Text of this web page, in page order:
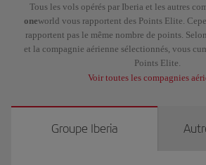
Tous les vols opérés par Iberia et les autres
oneworld vous rapportent des Points Elite.
rapportent pas le même nombre de points.
et la compagnie aérienne sélectionnés, vous
Points Elite.
Voir toutes les compagnies
Groupe Iberia